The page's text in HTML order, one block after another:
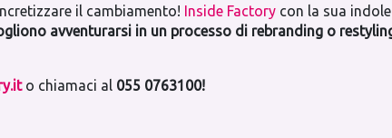
il cambiamento! Inside Factory con la sua
avventurarsi in un processo di rebranding o
o chiamaci al 055 0763100!